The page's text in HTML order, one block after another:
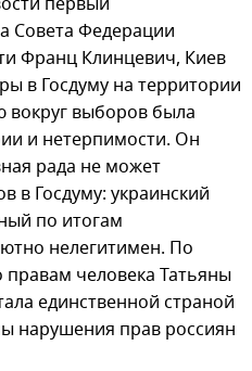
Совета Федерации
Франц Клинцевич, Киев
в Госдуму на территории
выборов была
и нетерпимости. Он
рада не может
в Госдуму: украинский
по итогам
нелегитимен. По
человека Татьяны
единственной страной
нарушения прав россиян